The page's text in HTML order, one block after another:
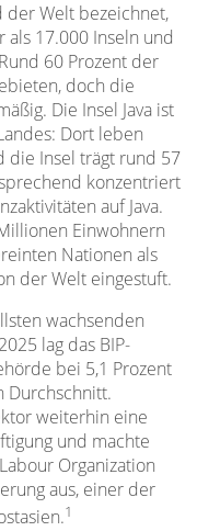
der Welt bezeichnet,
17.000 Inseln und
60 Prozent der
doch die
Die Insel Java ist
Dort leben
die Insel trägt rund 57
konzentriert
auf Java.
Einwohnern
Nationen als
der Welt eingestuft.
wachsenden
lag das BIP-
bei 5,1 Prozent
Durchschnitt.
weiterhin eine
und machte
Organization
aus, einer der
1